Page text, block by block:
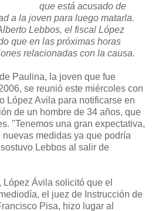
que está acusado de
a la joven para luego matarla.
Lebbos, el fiscal López
que en las próximas horas
relacionadas con la causa.
Paulina, la joven que fue
se reunió este miércoles con
López Avila para notificarse en
de un hombre de 34 años, que
"Tenemos una gran expectativa,
medidas ya que podría
Lebbos al salir de
Ávila solicitó que el
el juez de Instrucción de
Pisa, hizo lugar al